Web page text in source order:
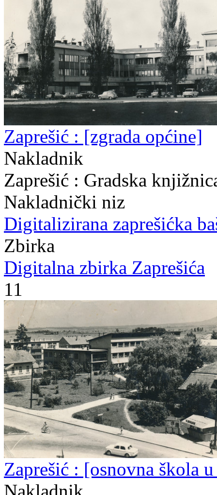
Zaprešić : [zgrada općine]
Nakladnik
Zaprešić : Gradska
Nakladnički niz
Digitalizirana zaprešićka
Zbirka
Digitalna zbirka Zaprešića
11
Zaprešić : [osnovna škola